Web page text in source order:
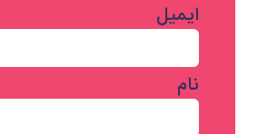
ایمیل
نام